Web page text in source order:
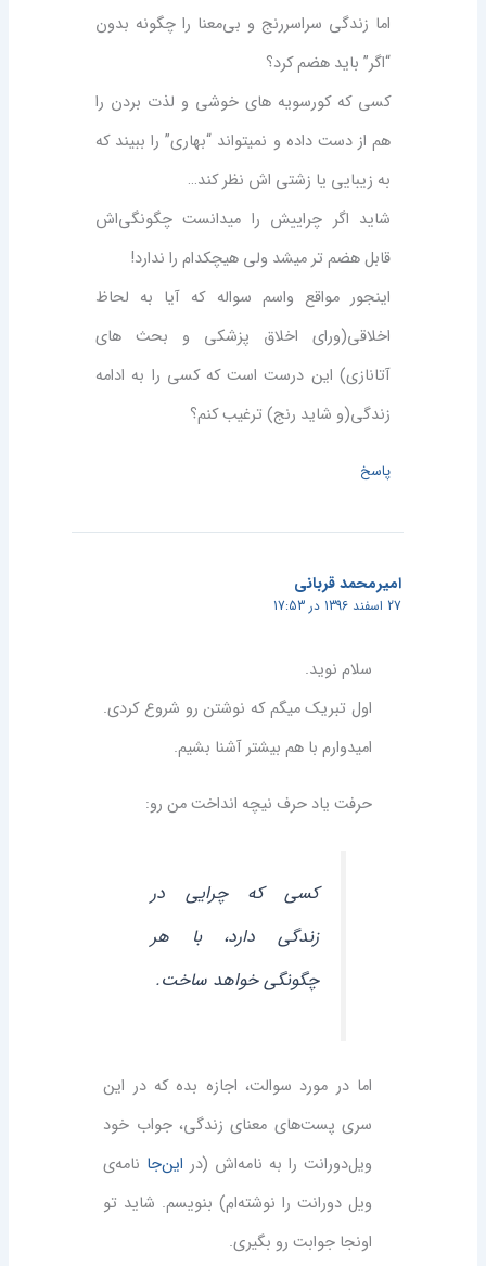
اما زندگی سراسر‌رنج و بی‌معنا را چگونه بدون
“اگر” باید هضم کرد؟
کسی که کورسویه های خوشی و لذت بردن را
هم از دست داده و نمیتواند “بهاری” را ببیند که
به زیبایی یا زشتی اش نظر کند…
شاید اگر چراییش را میدانست چگونگی‌اش
قابل هضم تر میشد ولی هیچکدام را ندارد!
اینجور مواقع واسم سواله که آیا به لحاظ
اخلاقی(ورای اخلاق پزشکی و بحث های
آتانازی) این درست است که کسی را به ادامه
زندگی(و شاید رنج) ترغیب کنم؟
پاسخ
امیرمحمد قربانی
27 اسفند 1396 در 17:53
سلام نوید.
اول تبریک میگم که نوشتن رو شروع کردی.
امیدوارم با هم بیشتر آشنا بشیم.
حرفت یاد حرف نیچه انداخت من رو:
کسی که چرایی در
زندگی دارد، با هر
چگونگی خواهد ساخت.
اما در مورد سوالت، اجازه بده که در این
سری پست‌های معنای زندگی، جواب خود
ویل‌دورانت را به نامه‌اش (در این‌جا نامه‌ی
ویل دورانت را نوشته‌ام) بنویسم. شاید تو
اونجا جوابت رو بگیری.